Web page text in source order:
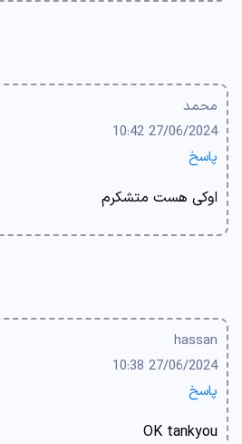
محمد
27/06/2024 10:42
پاسخ
اوکی هست متشکرم
hassan
27/06/2024 10:38
پاسخ
OK tankyou